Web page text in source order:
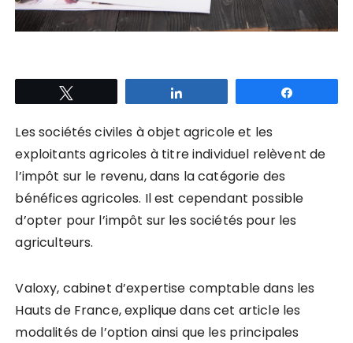
Les sociétés civiles à objet agricole et les
exploitants agricoles à titre individuel relèvent de
l’impôt sur le revenu, dans la catégorie des
bénéfices agricoles. Il est cependant possible
d’opter pour l’impôt sur les sociétés pour les
agriculteurs.
Valoxy, cabinet d’expertise comptable dans les
Hauts de France, explique dans cet article les
modalités de l’option ainsi que les principales